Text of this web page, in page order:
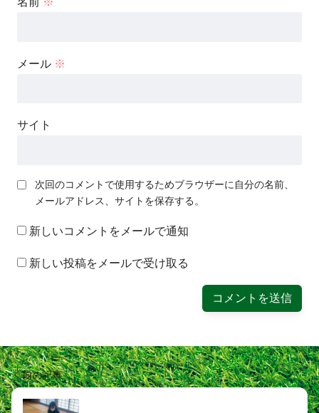
メール ※
サイト
次回のコメントで使用するためブラウザーに自分の名前、
メールアドレス、サイトを保存する。
新しいコメントをメールで通知
新しい投稿をメールで受け取る
前の記事